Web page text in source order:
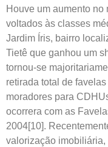
Houve um aumento
voltados às classes
Jardim Íris, bairro
Tietê que ganhou um
tornou-se
retirada total de
moradores para
ocorrera com as
2004[10].
valorização